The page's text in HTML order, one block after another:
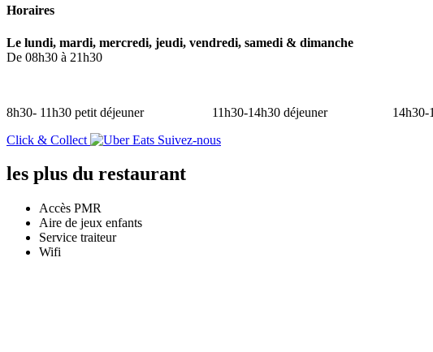
Horaires
Le lundi, mardi, mercredi, jeudi, vendredi, samedi & dimanche
De 08h30 à 21h30
8h30- 11h30 petit déjeuner 11h30-14h30 déjeuner 14h30-
Click & Collect
Suivez-nous
les plus du restaurant
Accès PMR
Aire de jeux enfants
Service traiteur
Wifi